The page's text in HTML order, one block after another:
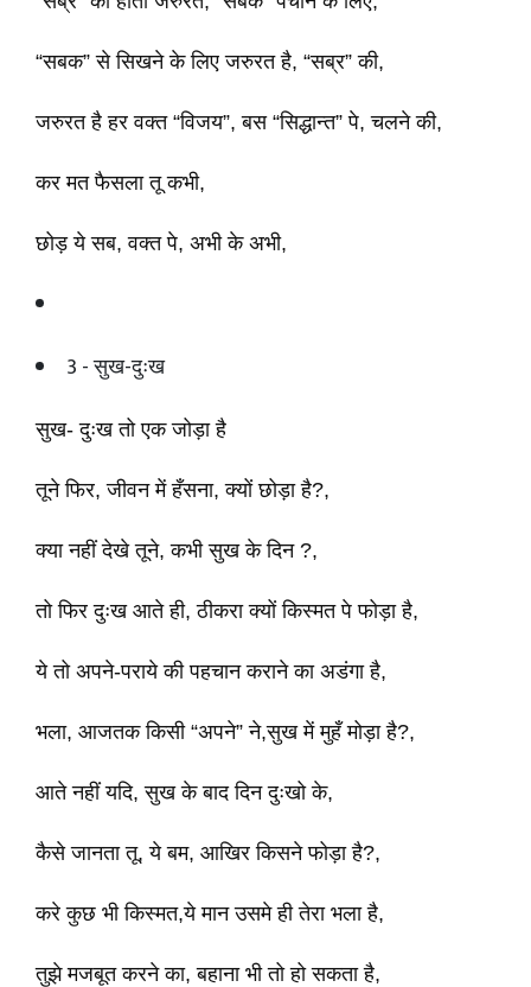
“सबक” से सिखने के लिए जरुरत है, “सब्र” की,
जरुरत है हर वक्त “विजय”, बस “सिद्धान्त” पे, चलने की,
कर मत फैसला तू कभी,
छोड़ ये सब, वक्त पे, अभी के अभी,
3 - सुख-दुःख
सुख- दुःख तो एक जोड़ा है
तूने फिर, जीवन में हँसना, क्यों छोड़ा है?,
क्या नहीं देखे तूने, कभी सुख के दिन ?,
तो फिर दुःख आते ही, ठीकरा क्यों किस्मत पे फोड़ा है,
ये तो अपने-पराये की पहचान कराने का अडंगा है,
भला, आजतक किसी “अपने” ने,सुख में मुहँ मोड़ा है?,
आते नहीं यदि, सुख के बाद दिन दुःखो के,
कैसे जानता तू, ये बम, आखिर किसने फोड़ा है?,
करे कुछ भी किस्मत,ये मान उसमे ही तेरा भला है,
तुझे मजबूत करने का, बहाना भी तो हो सकता है,